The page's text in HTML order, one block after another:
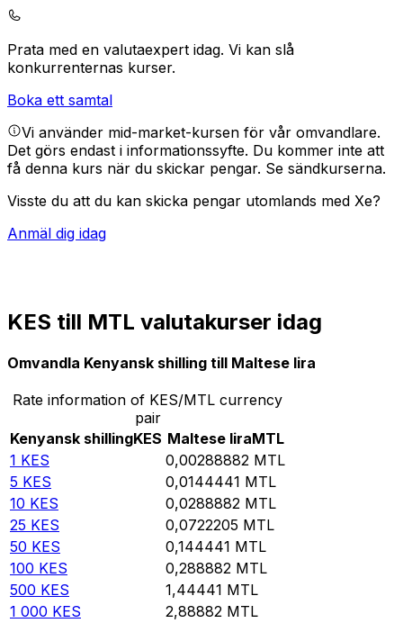
Prata med en valutaexpert idag. Vi kan slå
konkurrenternas kurser.
Boka ett samtal
Vi använder mid-market-kursen för vår omvandlare.
Det görs endast i informationssyfte. Du kommer inte att
få denna kurs när du skickar pengar. Se sändkurserna.
Visste du att du kan skicka pengar utomlands med Xe?
Anmäl dig idag
KES till MTL valutakurser idag
Omvandla Kenyansk shilling till Maltese lira
Rate information of KES/MTL currency
pair
Kenyansk shillingKES Maltese liraMTL
1 KES 0,00288882 MTL
5 KES 0,0144441 MTL
10 KES 0,0288882 MTL
25 KES 0,0722205 MTL
50 KES 0,144441 MTL
100 KES 0,288882 MTL
500 KES 1,44441 MTL
1 000 KES 2,88882 MTL